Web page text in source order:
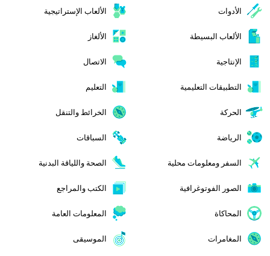
الأدوات الألعاب الإستراتيجية
الألعاب البسيطة الألغاز
الإنتاجية الاتصال
التطبيقات التعليمية التعليم
الحركة الخرائط والتنقل
الرياضة السباقات
السفر ومعلومات محلية الصحة واللياقة البدنية
الصور الفوتوغرافية الكتب والمراجع
المحاكاة المعلومات العامة
المغامرات الموسيقى